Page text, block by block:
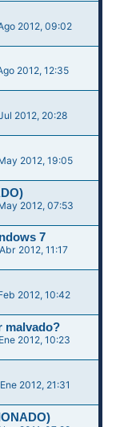
2012, 09:02
2012, 12:35
2012, 20:28
2012, 19:05
2012, 07:53
7
2012, 11:17
2012, 10:42
malvado?
2012, 10:23
2012, 21:31